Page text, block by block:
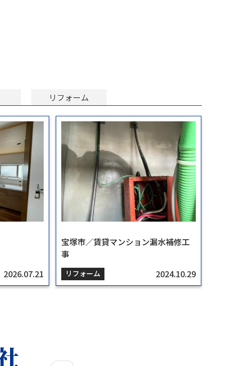
リフォーム
2026.07.21
宝塚市／賃貸マンション漏水補修工
事
リフォーム 2024.10.29
2024.06.25
2026.07.21
宝塚市／賃貸マンション漏水補修工
事
リフォーム 2024.10.29